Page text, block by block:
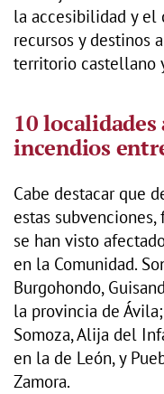
la accesibilidad y el
recursos y destinos
territorio castellano
10
incendios
Cabe destacar que
estas
se han visto
en la Comunidad.
Burgohondo,
la provincia de
Somoza, Alija del
en la de León, y
Zamora.